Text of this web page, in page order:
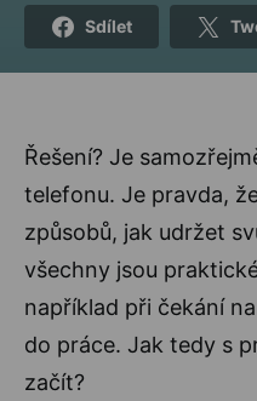
Sdílet
Řešení? Je
telefonu. Je pravda,
způsobů, jak udržet
všechny jsou
například při čekání
do práce. Jak tedy s
začít?